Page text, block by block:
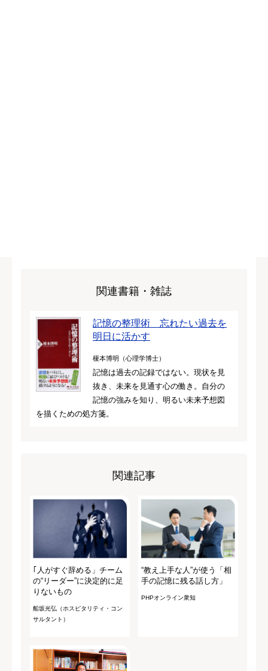
関連書籍・雑誌
記憶の整理術 忘れたい過去を
明日に活かす
榎本博明（心理学博士）
記憶は過去の記録ではない。現状を見
抜き、未来を見通す心の働き。自分の
記憶の強みを知り、明るい未来予想図
を描くための処方箋。
関連記事
｢人がすぐ辞める」チーム
の“リーダー”に決定的に足
りないもの
船坂光弘（ホスピタリティ・コン
サルタント）
“教え上手な人”が使う「相
手の記憶に残る話し方」
PHPオンライン衆知